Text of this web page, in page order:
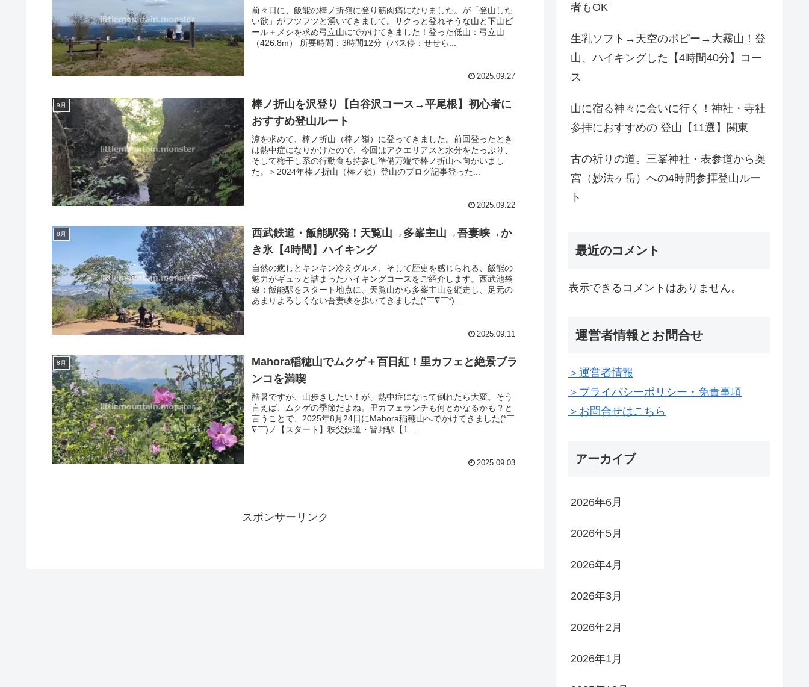
前々日に、飯能の棒ノ折嶺に登り筋肉痛になりました。が「登山した
い欲」がフツフツと湧いてきまして。サクっと登れそうな山と下山ビ
ール＋メシを求め弓立山にでかけてきました！登った低山：弓立山
（426.8m） 所要時間：3時間12分（バス停：せせら...
2025.09.27
9月
棒ノ折山を沢登り【白谷沢コース→平尾根】初心者に
おすすめ登山ルート
涼を求めて、棒ノ折山（棒ノ嶺）に登ってきました。前回登ったとき
は熱中症になりかけたので、今回はアクエリアスと水分をたっぷり、
そして梅干し系の行動食も持参し準備万端で棒ノ折山へ向かいまし
た。＞2024年棒ノ折山（棒ノ嶺）登山のブログ記事登った...
2025.09.22
8月
西武鉄道・飯能駅発！天覧山→多峯主山→吾妻峡→か
き氷【4時間】ハイキング
自然の癒しとキンキン冷えグルメ、そして歴史を感じられる、飯能の
魅力がギュッと詰まったハイキングコースをご紹介します。西武池袋
線：飯能駅をスタート地点に、天覧山から多峯主山を縦走し、足元の
あまりよろしくない吾妻峡を歩いてきました(*￣∇￣*)...
2025.09.11
8月
Mahora稲穂山でムクゲ＋百日紅！里カフェと絶景ブラ
ンコを満喫
酷暑ですが、山歩きしたい！が、熱中症になって倒れたら大変。そう
言えば、ムクゲの季節だよね。里カフェランチも何とかなるかも？と
言うことで、2025年8月24日にMahora稲穂山へでかけてきました(*￣
∇￣)ノ【スタート】秩父鉄道・皆野駅【1...
2025.09.03
スポンサーリンク
者もOK
生乳ソフト→天空のポピー→大霧山！登
山、ハイキングした【4時間40分】コー
ス
山に宿る神々に会いに行く！神社・寺社
参拝におすすめの 登山【11選】関東
古の祈りの道。三峯神社・表参道から奥
宮（妙法ヶ岳）への4時間参拝登山ルー
ト
最近のコメント
表示できるコメントはありません。
運営者情報とお問合せ
＞運営者情報
＞プライバシーポリシー・免責事項
＞お問合せはこちら
アーカイブ
2026年6月
2026年5月
2026年4月
2026年3月
2026年2月
2026年1月